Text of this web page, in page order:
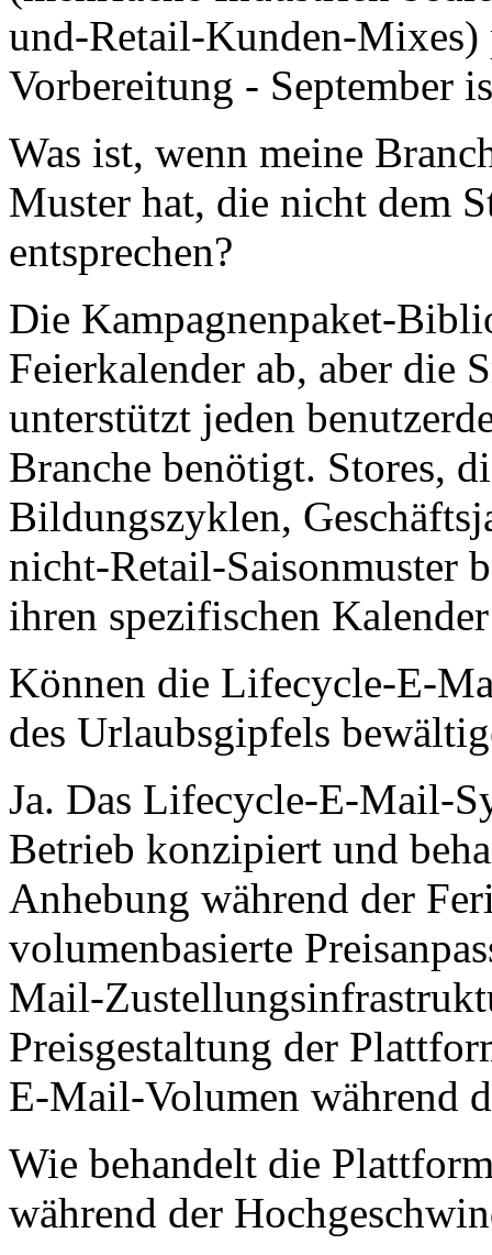
und-Retail-Kunden-
Vorbereitung - September
Was ist, wenn meine
Muster hat, die nicht dem
entsprechen?
Die Kampagnenpaket-
Feierkalender ab, aber die
unterstützt jeden
Branche benötigt. Stores,
Bildungszyklen,
nicht-Retail-Saisonmuster
ihren spezifischen Kalender
Können die Lifecycle-E-
des Urlaubsgipfels
Ja. Das Lifecycle-E-Mail-
Betrieb konzipiert und
Anhebung während der
volumenbasierte
Mail-
Preisgestaltung der
E-Mail-Volumen während
Wie behandelt die
während der